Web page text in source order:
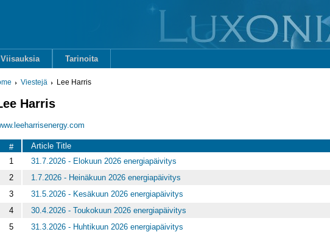
Viisauksia Tarinoita
Viestejä Lee Harris
Harris
#
Article Title
1
31.7.2026 - Elokuun 2026 energiapäivitys
2
1.7.2026 - Heinäkuun 2026 energiapäivitys
3
31.5.2026 - Kesäkuun 2026 energiapäivitys
4
30.4.2026 - Toukokuun 2026 energiapäivitys
5
31.3.2026 - Huhtikuun 2026 energiapäivitys